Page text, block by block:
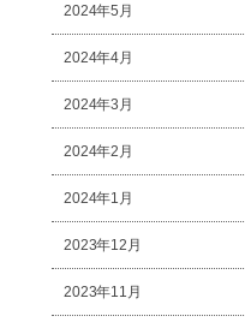
2024年5月
2024年4月
2024年3月
2024年2月
2024年1月
2023年12月
2023年11月